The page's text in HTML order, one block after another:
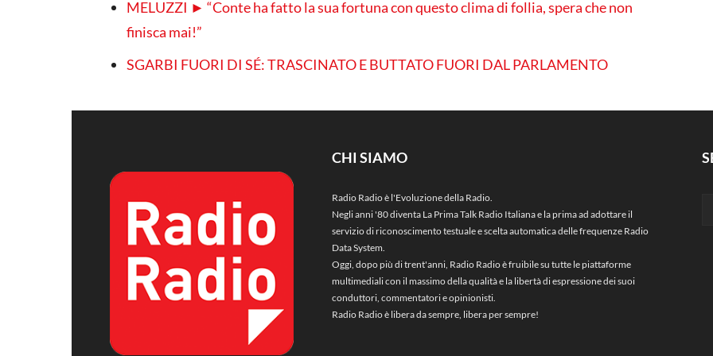
MELUZZI ► “Conte ha fatto la sua fortuna con questo clima di follia, spera che non
finisca mai!”
SGARBI FUORI DI SÉ: TRASCINATO E BUTTATO FUORI DAL PARLAMENTO
CHI SIAMO
Radio Radio è l'Evoluzione della Radio.
Negli anni '80 diventa La Prima Talk Radio Italiana e la prima ad adottare il
servizio di riconoscimento testuale e scelta automatica delle frequenze Radio
Data System.
Oggi, dopo più di trent'anni, Radio Radio è fruibile su tutte le piattaforme
multimediali con il massimo della qualità e la libertà di espressione dei suoi
conduttori, commentatori e opinionisti.
Radio Radio è libera da sempre, libera per sempre!